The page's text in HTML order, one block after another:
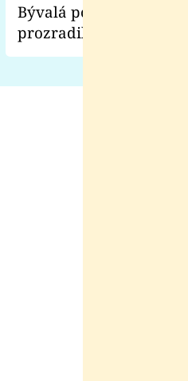
Bývalá pornoherečka
prozradila, co ji
natáčení Euforie.